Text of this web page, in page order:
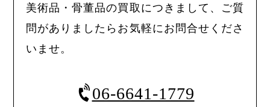
美術品・骨董品の買取につきまして、ご質
問がありましたらお気軽にお問合せくださ
いませ。
06-6641-1779